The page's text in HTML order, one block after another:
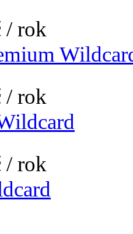
/ rok
/ rok
/ rok